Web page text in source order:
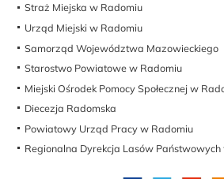
Straż Miejska w Radomiu
Urząd Miejski w Radomiu
Samorząd Województwa Mazowieckiego
Starostwo Powiatowe w Radomiu
Miejski Ośrodek Pomocy Społecznej w
Diecezja Radomska
Powiatowy Urząd Pracy w Radomiu
Regionalna Dyrekcja Lasów